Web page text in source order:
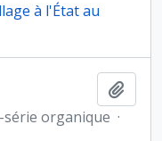
à l'État au
organique ·